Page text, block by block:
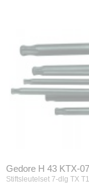
Gedore H 43 KTX-
Stiftsleutelset 7-dlg TX